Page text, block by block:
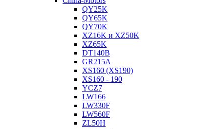
QY25K
QY65K
QY70K
XZ16K и XZ50K
XZ65K
DT140B
GR215A
XS160 (XS190)
XS160 - 190
YCZ7
LW166
LW330F
LW560F
ZL50H